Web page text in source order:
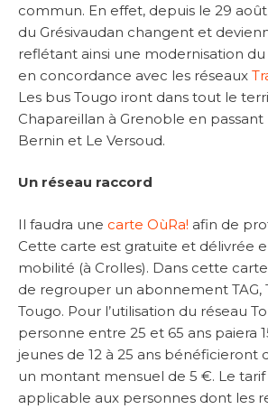
commun. En effet, depuis le 29
du Grésivaudan changent et
reflétant ainsi une modernisation
en concordance avec les réseaux
Les bus Tougo iront dans tout le
Chapareillan à Grenoble en
Bernin et Le Versoud.
Un réseau raccord
Il faudra une carte OùRa! afin de
Cette carte est gratuite et délivrée
mobilité (à Crolles). Dans cette
de regrouper un abonnement TAG,
Tougo. Pour l’utilisation du réseau
personne entre 25 et 65 ans paiera
jeunes de 12 à 25 ans bénéficieront
un montant mensuel de 5 €. Le tarif
applicable aux personnes dont les